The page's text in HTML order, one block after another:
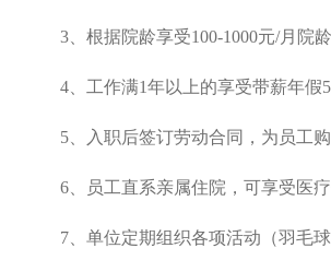
3、根据院龄享受100-1000元/月院龄
4、工作满1年以上的享受带薪年假5
5、入职后签订劳动合同，为员工
6、员工直系亲属住院，可享受医疗
7、单位定期组织各项活动（羽毛